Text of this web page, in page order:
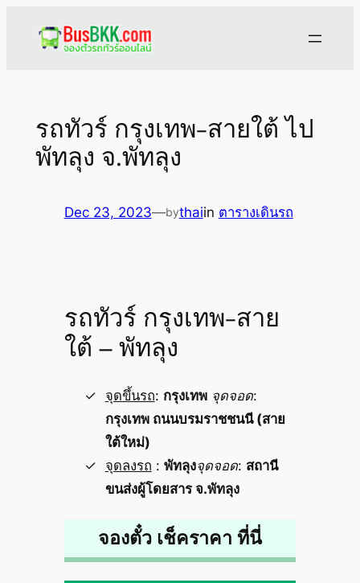
รถทัวร์ กรุงเทพ-สายใต้ ไป
พัทลุง จ.พัทลุง
Dec 23, 2023—bythaiin ตารางเดินรถ
รถทัวร์ กรุงเทพ-สาย
ใต้ – พัทลุง
จุดขึ้นรถ: กรุงเทพ จุดจอด:
กรุงเทพ ถนนบรมราชชนนี (สาย
ใต้ใหม่)
จุดลงรถ : พัทลุงจุดจอด: สถานี
ขนส่งผู้โดยสาร จ.พัทลุง
จองตั๋ว เช็คราคา ที่นี่